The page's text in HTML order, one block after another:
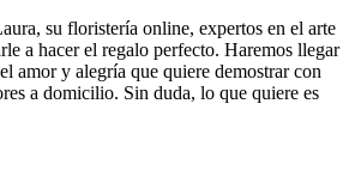
su floristería online, expertos en el arte
a hacer el regalo perfecto. Haremos llegar
amor y alegría que quiere demostrar con
a domicilio. Sin duda, lo que quiere es